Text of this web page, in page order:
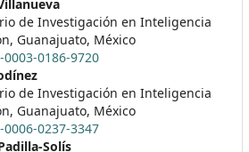
de Investigación en Inteligencia
Guanajuato, México
0186-9720
de Investigación en Inteligencia
Guanajuato, México
0237-3347
Solís